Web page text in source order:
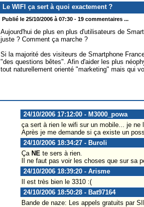
Le WIFI ça sert à quoi exactement ?
Publié le 25/10/2006 à 07:30 - 19 commentaires ...
Aujourd'hui de plus en plus d'utilisateurs de
juste ? Comment ça marche ?
Si la majorité des visiteurs de Smartphone
"des questions bêtes". Afin d'aider les plus
tout naturellement orienté "marketing" mais qui
24/10/2006 17:12:00 - M3000_powa
ça sert à rien le wifi sur un mobile... je ne
Après je me demande si ça existe un
24/10/2006 18:34:27 - Buroli
Ça NE te sers à rien.
Il ne faut pas voir les choses que sur sa
24/10/2006 18:39:20 - Arisme
Il est très bien le 3310 :(
24/10/2006 18:50:28 - Bat97164
Bande de naze: Les appels gratuits par